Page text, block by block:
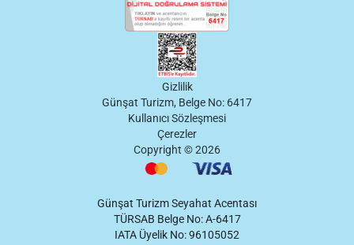
Gizlilik
Günşat Turizm, Belge No: 6417
Kullanıcı Sözleşmesi
Çerezler
Copyright ©2026
Günşat Turizm Seyahat Acentası
TÜRSAB Belge No: A-6417
IATA Üyelik No: 96105052